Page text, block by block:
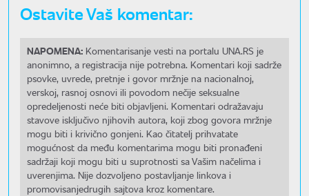
Ostavite Vaš komentar:
NAPOMENA: Komentarisanje vesti na portalu UNA.RS je
anonimno, a registracija nije potrebna. Komentari koji sadrže
psovke, uvrede, pretnje i govor mržnje na nacionalnoj,
verskoj, rasnoj osnovi ili povodom nečije seksualne
opredeljenosti neće biti objavljeni. Komentari odražavaju
stavove isključivo njihovih autora, koji zbog govora mržnje
mogu biti i krivično gonjeni. Kao čitatelj prihvatate
mogućnost da među komentarima mogu biti pronađeni
sadržaji koji mogu biti u suprotnosti sa Vašim načelima i
uverenjima. Nije dozvoljeno postavljanje linkova i
promovisanjedrugih sajtova kroz komentare.